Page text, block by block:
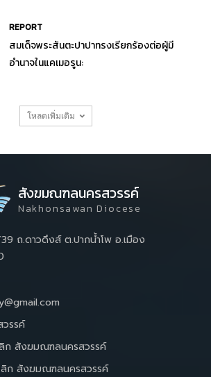
REPORT
สมเด็จพระสันตะปาปาทรงเรียกร้องต่อผู้มี
อำนาจในแคเมอรูน:
โหลดเพิ่มเติม
สังฆมณฑลนครสวรรค์
Nakhonsawan Diocese
ถ.ดาวดึงส์ ต.ปากน้ำโพ อ.เมือง
รรค์
ก สังฆมณฑลนครสวรรค์
ก สังฆมณฑลนครสวรรค์